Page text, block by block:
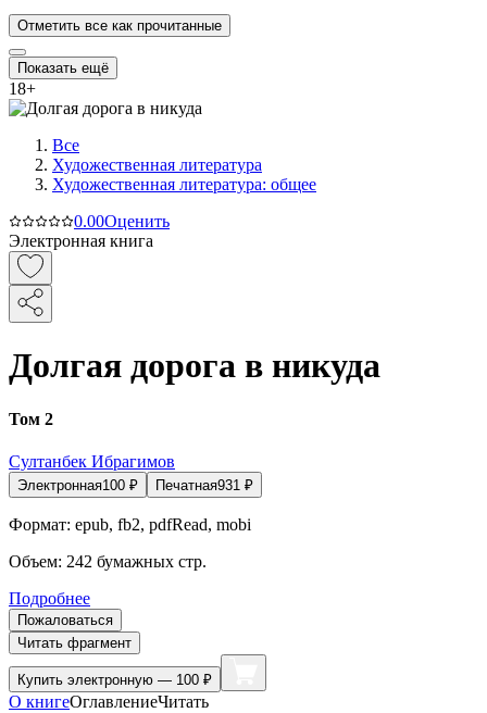
Отметить все как прочитанные
Показать ещё
18+
Все
Художественная литература
Художественная литература: общее
0.00Оценить
Электронная книга
Долгая дорога в никуда
Том 2
Султанбек Ибрагимов
Электронная100 ₽ Печатная931 ₽
Формат: epub, fb2, pdfRead, mobi
Объем: 242 бумажных стр.
Подробнее
Пожаловаться
Читать фрагмент
Купить электронную — 100 ₽
О книгеОглавлениеЧитать